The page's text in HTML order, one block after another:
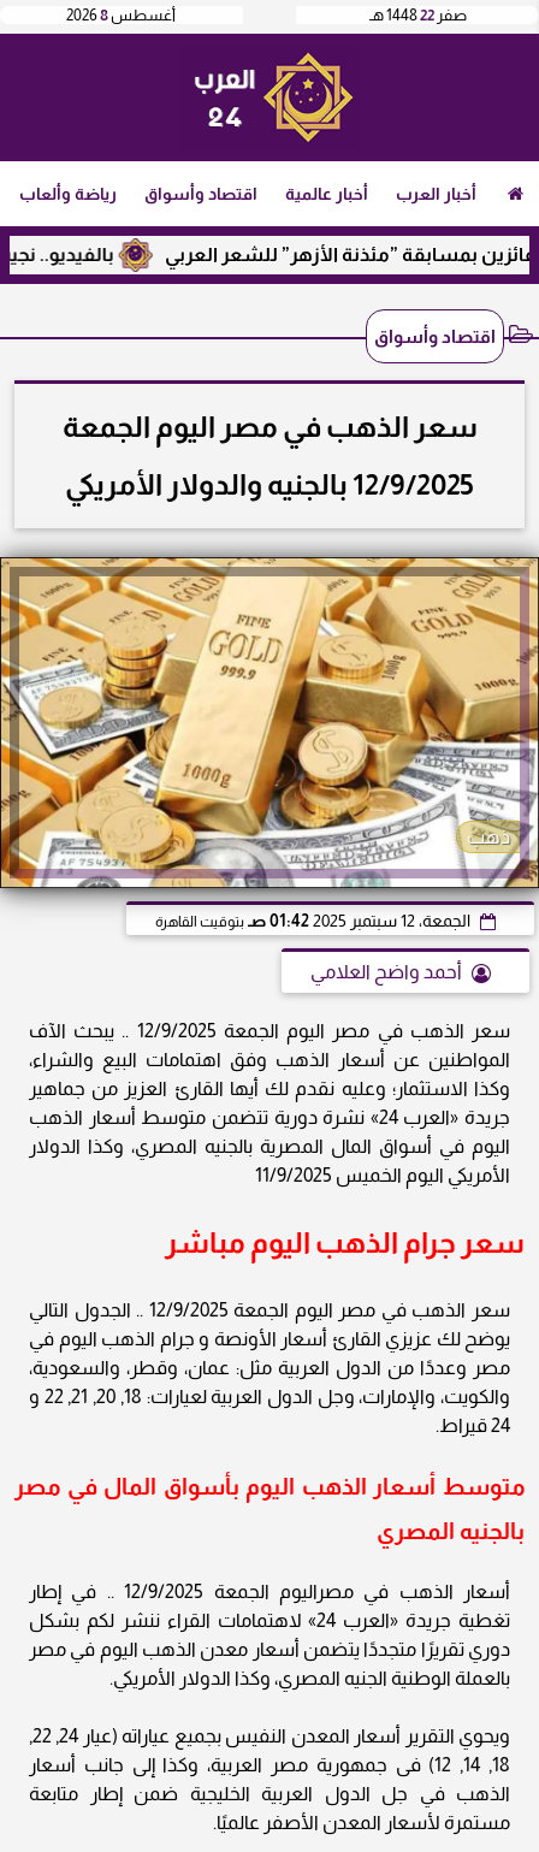
أغسطس8
2026 صفر 221448 هـ
أخبار العرب أخبار عالمية اقتصاد وأسواق رياضة وألعاب
بالفيديو.. نجيب ”مئذنة الأزهر” للشعر العربي
اقتصاد وأسواق
سعر الذهب في مصر اليوم الجمعة
12/9/2025 بالجنيه والدولار الأمريكي
ذهب
الجمعة، 12 سبتمبر 2025 01:42 صـ بتوقيت القاهرة
أحمد واضح العلامي
سعر الذهب في مصر اليوم الجمعة 12/9/2025 .. يبحث الآف
المواطنين عن أسعار الذهب وفق اهتمامات البيع والشراء،
وكذا الاستثمار؛ وعليه نقدم لك أيها القارئ العزيز من جماهير
جريدة «العرب 24» نشرة دورية تتضمن متوسط أسعار الذهب
اليوم في أسواق المال المصرية بالجنيه المصري، وكذا الدولار
الأمريكي اليوم الخميس 11/9/2025
سعر جرام الذهب اليوم مباشر
سعر الذهب في مصر اليوم الجمعة 12/9/2025 .. الجدول التالي
يوضح لك عزيزي القارئ أسعار الأونصة و جرام الذهب اليوم في
مصر وعددًا من الدول العربية مثل: عمان، وقطر، والسعودية،
والكويت، والإمارات، وجل الدول العربية لعيارات: 18, 20, 21, 22 و
24 قيراط.
متوسط أسعار الذهب اليوم بأسواق المال في مصر
بالجنيه المصري
أسعار الذهب في مصراليوم الجمعة 12/9/2025 .. في إطار
تغطية جريدة «العرب 24» لاهتمامات القراء ننشر لكم بشكل
دوري تقريرًا متجددًا يتضمن أسعار معدن الذهب اليوم في مصر
بالعملة الوطنية الجنيه المصري، وكذا الدولار الأمريكي.
ويحوي التقرير أسعار المعدن النفيس بجميع عياراته (عيار 24, 22,
18, 14, 12) فى جمهورية مصر العربية، وكذا إلى جانب أسعار
الذهب في جل الدول العربية الخليجية ضمن إطار متابعة
مستمرة لأسعار المعدن الأصفر عالميًا.